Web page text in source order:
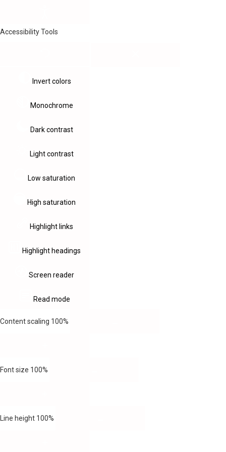
Accessibility Tools
Invert colors
Monochrome
Dark contrast
Light contrast
Low saturation
High saturation
Highlight links
Highlight headings
Screen reader
Read mode
Content scaling 100%
Font size 100%
Line height 100%